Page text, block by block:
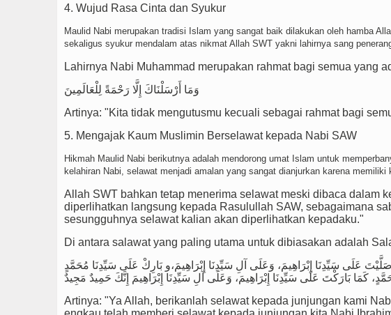
4. Wujud Rasa Cinta dan Syukur
Maulid Nabi merupakan tradisi Islam yang sangat baik dilakukan oleh hamba
sekaligus syukur mendalam atas nikmat Allah SWT yakni lahirnya sang
Lahirnya Nabi Muhammad merupakan rahmat bagi semua yang
وَمَا أَرْسَلْنَاكَ إِلَّا رَحْمَةً لِلْعَالَمِينَ
Artinya: "Kita tidak mengutusmu kecuali sebagai rahmat bagi
5. Mengajak Kaum Muslimin Berselawat kepada Nabi SAW
Hikmah Maulid Nabi berikutnya adalah mendorong umat Islam untuk
kelahiran Nabi, selawat menjadi amalan yang sangat dianjurkan karena memiliki
Allah SWT bahkan tetap menerima selawat meski dibaca dalam
diperlihatkan langsung kepada Rasulullah SAW, sebagaimana
sesungguhnya selawat kalian akan diperlihatkan kepadaku."
Di antara salawat yang paling utama untuk dibiasakan adalah
عَلَى سَيِّدِنَا إِبْرَاهِيمَ، وَعَلَى آلِ سَيِّدِنَا إِبْرَاهِيمَ،و بَارِكْ عَلَى سَيِّدِنَا مُحَمَّدٍ
Artinya: "Ya Allah, berikanlah selawat kepada junjungan kami